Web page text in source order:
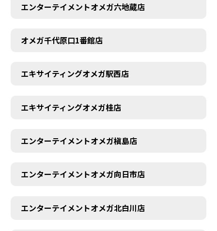
エンターテイメントオメガ六地蔵店
オメガ千代原口1番館店
エキサイティングオメガ駅西店
エキサイティングオメガ桂店
エンターテイメントオメガ槇島店
エンターテイメントオメガ向日市店
エンターテイメントオメガ北白川店